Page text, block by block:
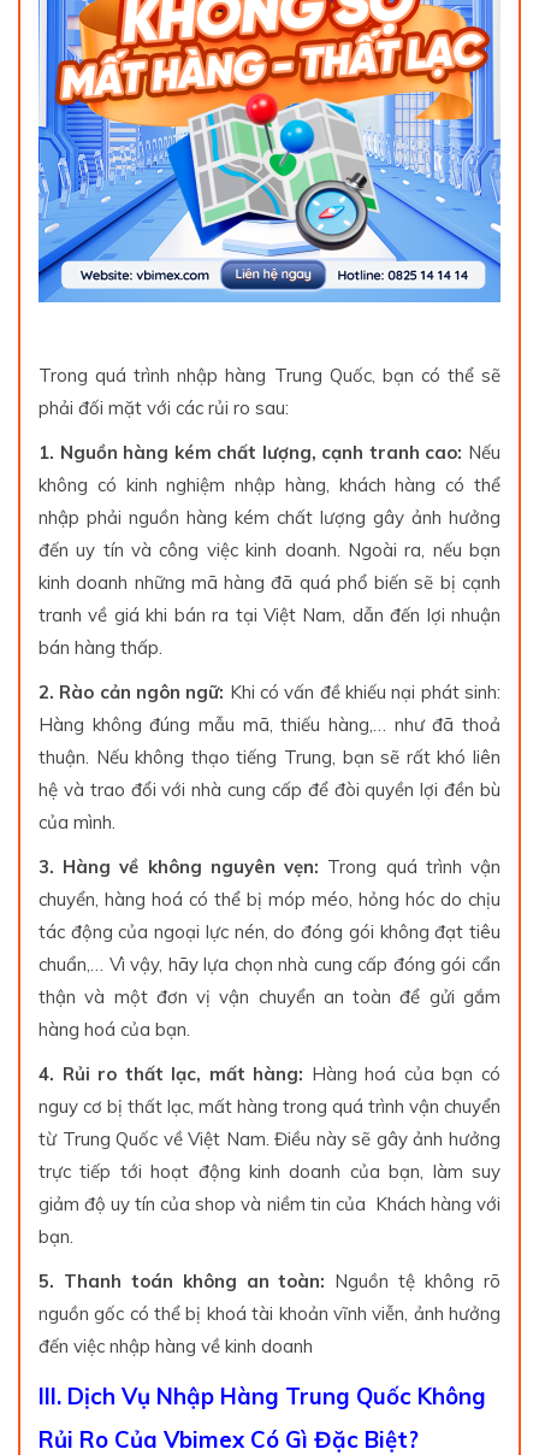
Trong quá trình nhập hàng Trung Quốc, bạn có thể sẽ
phải đối mặt với các rủi ro sau:
1. Nguồn hàng kém chất lượng, cạnh tranh cao: Nếu
không có kinh nghiệm nhập hàng, khách hàng có thể
nhập phải nguồn hàng kém chất lượng gây ảnh hưởng
đến uy tín và công việc kinh doanh. Ngoài ra, nếu bạn
kinh doanh những mã hàng đã quá phổ biến sẽ bị cạnh
tranh về giá khi bán ra tại Việt Nam, dẫn đến lợi nhuận
bán hàng thấp.
2. Rào cản ngôn ngữ: Khi có vấn đề khiếu nại phát sinh:
Hàng không đúng mẫu mã, thiếu hàng,… như đã thoả
thuận. Nếu không thạo tiếng Trung, bạn sẽ rất khó liên
hệ và trao đổi với nhà cung cấp để đòi quyền lợi đền bù
của mình.
3. Hàng về không nguyên vẹn: Trong quá trình vận
chuyển, hàng hoá có thể bị móp méo, hỏng hóc do chịu
tác động của ngoại lực nén, do đóng gói không đạt tiêu
chuẩn,… Vì vậy, hãy lựa chọn nhà cung cấp đóng gói cẩn
thận và một đơn vị vận chuyển an toàn để gửi gắm
hàng hoá của bạn.
4. Rủi ro thất lạc, mất hàng: Hàng hoá của bạn có
nguy cơ bị thất lạc, mất hàng trong quá trình vận chuyển
từ Trung Quốc về Việt Nam. Điều này sẽ gây ảnh hưởng
trực tiếp tới hoạt động kinh doanh của bạn, làm suy
giảm độ uy tín của shop và niềm tin của Khách hàng với
bạn.
5. Thanh toán không an toàn: Nguồn tệ không rõ
nguồn gốc có thể bị khoá tài khoản vĩnh viễn, ảnh hưởng
đến việc nhập hàng về kinh doanh
III. Dịch Vụ Nhập Hàng Trung Quốc Không
Rủi Ro Của Vbimex Có Gì Đặc Biệt?